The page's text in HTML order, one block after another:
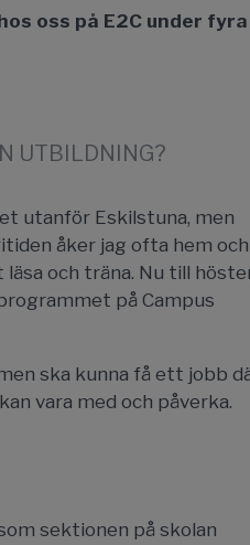
oss på E2C under fyra
UTBILDNING?
utanför Eskilstuna, men
åker jag ofta hem och
och träna. Nu till
på Campus
ska kunna få ett jobb
vara med och påverka.
sektionen på skolan